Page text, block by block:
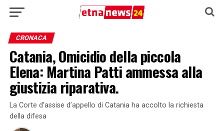
CRONACA
Catania, Omicidio della piccola
Elena: Martina Patti ammessa alla
giustizia riparativa.
La Corte d’assise d’appello di Catania ha accolto la richiesta
della difesa